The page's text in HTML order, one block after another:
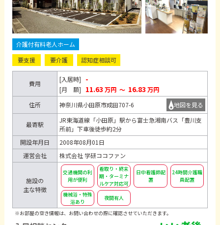
介護付有料老人ホーム
要支援
要介護 認知症相談可
費用
[入居時] -
[月 額] 11.63万円 ～ 16.83万円
住所
神奈川県小田原市成田707-6 地図を見る
最寄駅
JR東海道線「小田原」駅から富士急湘南バス「豊川支
所前」下車後徒歩約2分
開設年月日
2008年08月01日
運営会社
株式会社 学研ココファン
施設の
主な特徴
交通機関の利
用が便利
看取り・終末
期・ターミナ
ルケア対応可
日中看護師配
置
24時間介護職
員配置
機械浴・特殊
浴あり
夜間有人
※お部屋の空き情報は、お問い合わせの際に確認させていただきます。